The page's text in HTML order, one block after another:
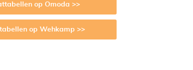
op Omoda >>
op Wehkamp >>